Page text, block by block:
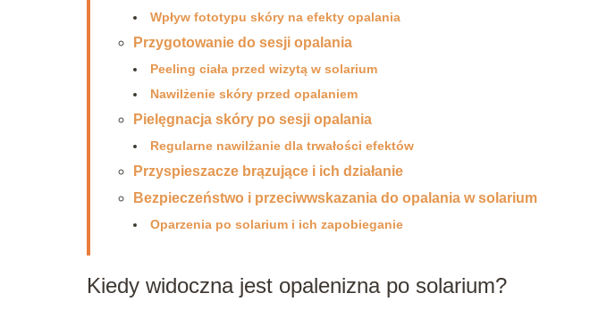
Wpływ fototypu skóry na efekty opalania
Przygotowanie do sesji opalania
Peeling ciała przed wizytą w solarium
Nawilżenie skóry przed opalaniem
Pielęgnacja skóry po sesji opalania
Regularne nawilżanie dla trwałości efektów
Przyspieszacze brązujące i ich działanie
Bezpieczeństwo i przeciwwskazania do opalania w solarium
Oparzenia po solarium i ich zapobieganie
Kiedy widoczna jest opalenizna po solarium?